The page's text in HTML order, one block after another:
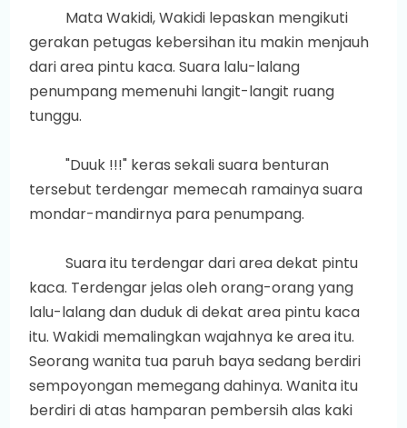
Mata Wakidi, Wakidi lepaskan mengikuti
gerakan petugas kebersihan itu makin menjauh
dari area pintu kaca. Suara lalu-lalang
penumpang memenuhi langit-langit ruang
tunggu.
"Duuk !!!" keras sekali suara benturan
tersebut terdengar memecah ramainya suara
mondar-mandirnya para penumpang.
Suara itu terdengar dari area dekat pintu
kaca. Terdengar jelas oleh orang-orang yang
lalu-lalang dan duduk di dekat area pintu kaca
itu. Wakidi memalingkan wajahnya ke area itu.
Seorang wanita tua paruh baya sedang berdiri
sempoyongan memegang dahinya. Wanita itu
berdiri di atas hamparan pembersih alas kaki